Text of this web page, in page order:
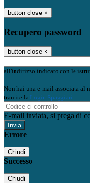
button close ×
Recupero password
button close ×
all'indirizzo indicato con le
Non hai una e-mail associata al
tramite la Login Spaggiari
E-mail inviata, si prega di
Errore
Chiudi
Successo
Chiudi